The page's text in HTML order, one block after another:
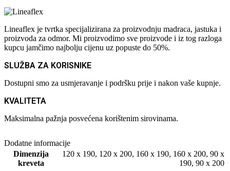
Lineaflex je tvrtka specijalizirana za proizvodnju madraca, jastuka i
proizvoda za odmor. Mi proizvodimo sve proizvode i iz tog razloga
kupcu jamčimo najbolju cijenu uz popuste do 50%.
SLUŽBA ZA KORISNIKE
Dostupni smo za usmjeravanje i podršku prije i nakon vaše kupnje.
KVALITETA
Maksimalna pažnja posvećena korištenim sirovinama.
Dodatne informacije
Dimenzija
kreveta
120 x 190, 120 x 200, 160 x 190, 160 x 200, 90 x
190, 90 x 200